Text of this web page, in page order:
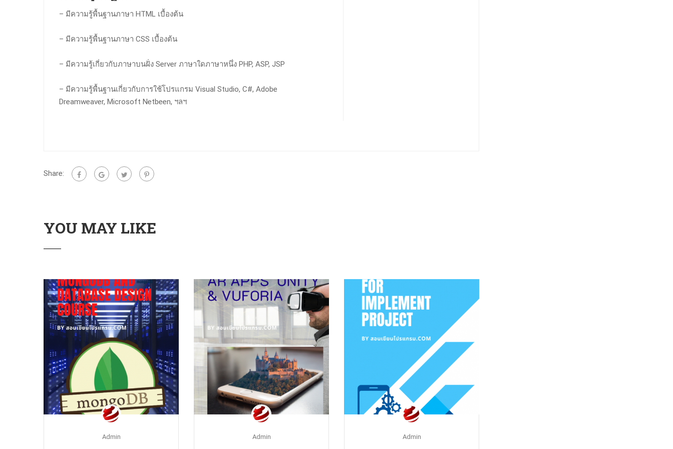
– มีความรู้พื้นฐานภาษา HTML เบื้องต้น
– มีความรู้พื้นฐานภาษา CSS เบื้องต้น
– มีความรู้เกี่ยวกับภาษาบนฝั่ง Server ภาษาใดภาษาหนึ่ง PHP, ASP, JSP
– มีความรู้พื้นฐานเกี่ยวกับการใช้โปรแกรม Visual Studio, C#, Adobe
Dreamweaver, Microsoft Netbeen, ฯลฯ
Share:
YOU MAY LIKE
Admin Admin Admin